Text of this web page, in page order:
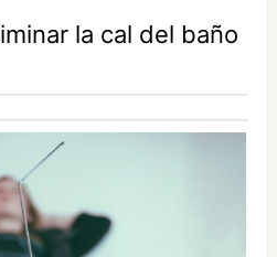
la cal del baño